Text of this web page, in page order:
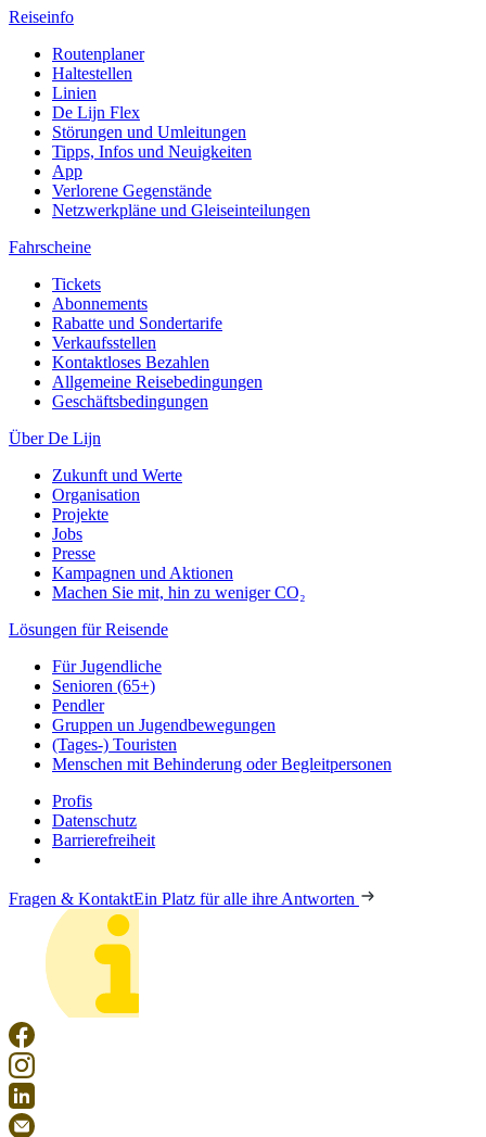
Reiseinfo
Routenplaner
Haltestellen
Linien
De Lijn Flex
Störungen und Umleitungen
Tipps, Infos und Neuigkeiten
App
Verlorene Gegenstände
Netzwerkpläne und Gleiseinteilungen
Fahrscheine
Tickets
Abonnements
Rabatte und Sondertarife
Verkaufsstellen
Kontaktloses Bezahlen
Allgemeine Reisebedingungen
Geschäftsbedingungen
Über De Lijn
Zukunft und Werte
Organisation
Projekte
Jobs
Presse
Kampagnen und Aktionen
Machen Sie mit, hin zu weniger CO₂
Lösungen für Reisende
Für Jugendliche
Senioren (65+)
Pendler
Gruppen un Jugendbewegungen
(Tages-) Touristen
Menschen mit Behinderung oder Begleitpersonen
Profis
Datenschutz
Barrierefreiheit
Fragen & KontaktEin Platz für alle ihre Antworten